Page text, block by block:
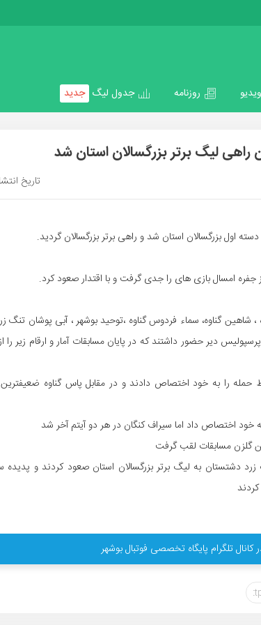
ویدیو روزنامه جدول لیگ جدید
لیگ برتر بزرگسالان استان شد
تاریخ انتشار: 18
اول بزرگسالان استان شد و راهی برتر بزرگسالان گردید.
جفره امسال بازی های را جدی گرفت و با اقتدار صعود کرد.
شاهین گناوه، سماء فردوس گناوه ،توحید بوشهر ، آبی پوشان تنگ
دیر حضور داشتند که در پایان مسابقات آمار و ارقام زیر را
را به خود اختصاص دادند و در مقابل پاس گناوه
خود اختصاص داد اما سیراف کنگان در هر دو آیتم آخر شد
دشتستان به لیگ برتر بزرگسالان استان صعود کردند و پدیده
تلگرام پایگاه تخصصی فوتبال بوشهر